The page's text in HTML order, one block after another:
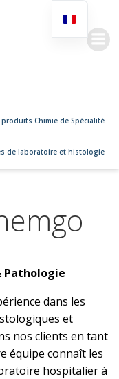
Chimie de Spécialité
de laboratoire et histologie
Pathologie
dans les
et
nos clients en tant
équipe connaît les
hospitalier à